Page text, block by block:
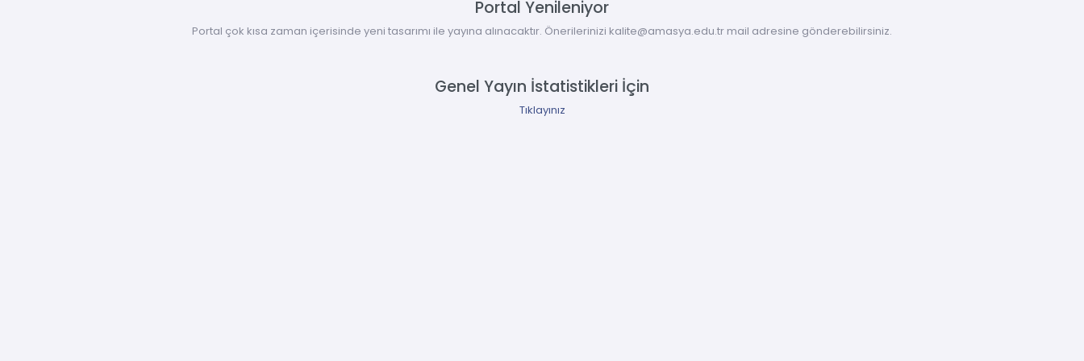
Portal Yenileniyor
Portal çok kısa zaman içerisinde yeni tasarımı ile yayına alınacaktır. Önerilerinizi kalite@amasya.edu.tr mail adresine gönderebilirsiniz.
Genel Yayın İstatistikleri İçin
Tıklayınız